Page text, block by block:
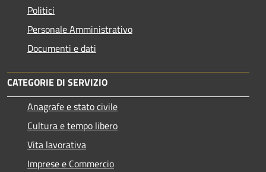
Politici
Personale Amministrativo
Documenti e dati
CATEGORIE DI SERVIZIO
Anagrafe e stato civile
Cultura e tempo libero
Vita lavorativa
Imprese e Commercio